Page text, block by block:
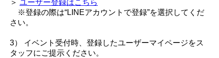
＞ ユーザー登録はこちら
※登録の際は“LINEアカウントで登録”を選択してくだ
さい。
3） イベント受付時、登録したユーザーマイページをス
タッフにご提示ください。